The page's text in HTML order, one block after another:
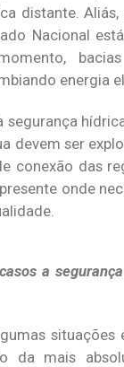
distante.
Nacional
bacias
energia
segurança
devem ser
conexão das
onde
a
situações
da mais